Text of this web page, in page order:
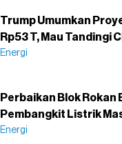
Trump Umumkan
Rp53 T, Mau Tandingi
Energi
Perbaikan Blok Rokan
Pembangkit Listrik
Energi